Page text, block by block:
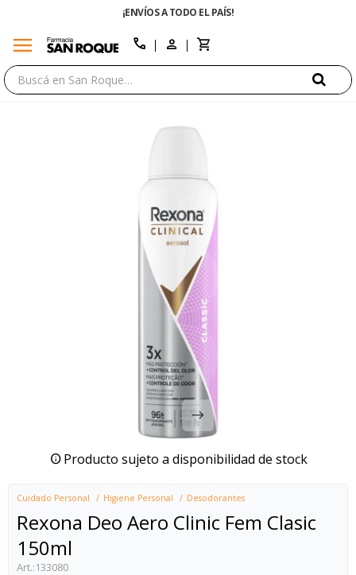
¡ENVÍOS A TODO EL PAÍS!
menu call
Producto sujeto a disponibilidad de stock
Cuidado Personal Higiene Personal Desodorantes
Rexona Deo Aero Clinic Fem Clasic
150ml
133080
close